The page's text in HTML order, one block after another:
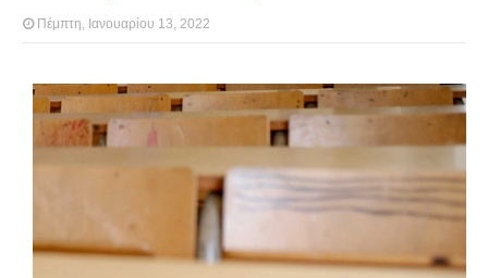
Πέμπτη, Ιανουαρίου 13, 2022